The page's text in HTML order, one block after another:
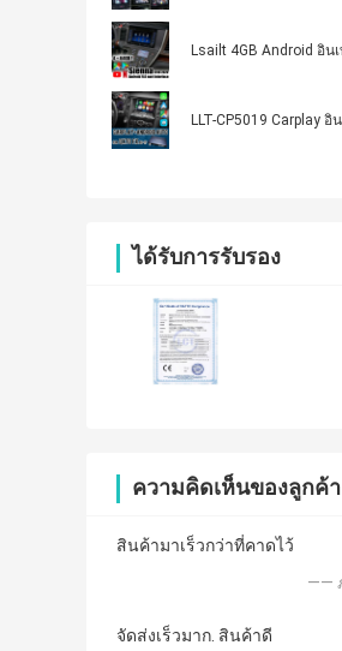
Lsailt
LLT-CP5019 Carplay อิ
ได้รับการรับรอง
ความคิดเห็นของลูกค้า
สินค้ามาเร็วกว่าที่คาดไว้
——
จัดส่งเร็วมาก. สินค้าดี